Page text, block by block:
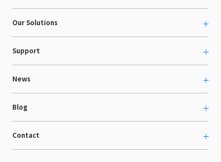
About us
カルチャー
採用情報
Our Solutions
越境ECコンサルティング
Shopee支援
LaunchCart
海外向けホームページ制作
Support
お役立ち資料
セミナー情報
News
プレスリリース
イベント
ニュース
Blog
ECブログ
開発ブログ
Contact